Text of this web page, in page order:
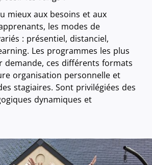
mieux aux besoins et aux
les modes de
: présentiel, distanciel,
Les programmes les plus
demande, ces différents formats
organisation personnelle et
stagiaires. Sont privilégiées des
dynamiques et